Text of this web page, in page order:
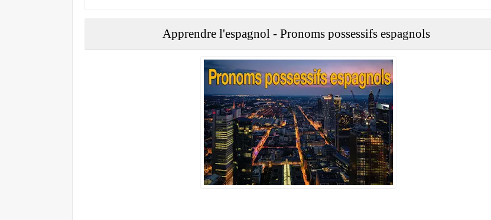
Apprendre l'espagnol - Pronoms possessifs espagnols